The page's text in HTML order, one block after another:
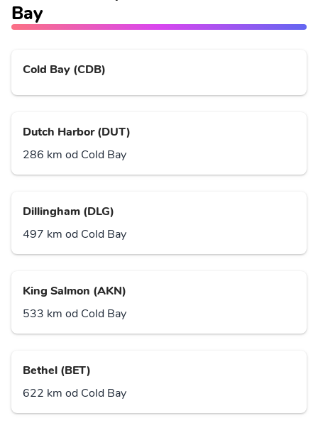
Bay
Cold Bay (CDB)
Dutch Harbor (DUT)
286 km od Cold Bay
Dillingham (DLG)
497 km od Cold Bay
King Salmon (AKN)
533 km od Cold Bay
Bethel (BET)
622 km od Cold Bay